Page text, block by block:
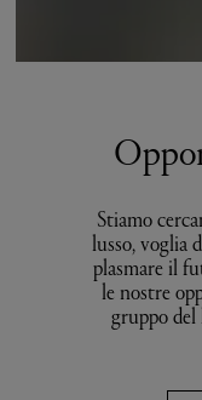
Stiamo
lusso, voglia
plasmare il
le nostre
gruppo